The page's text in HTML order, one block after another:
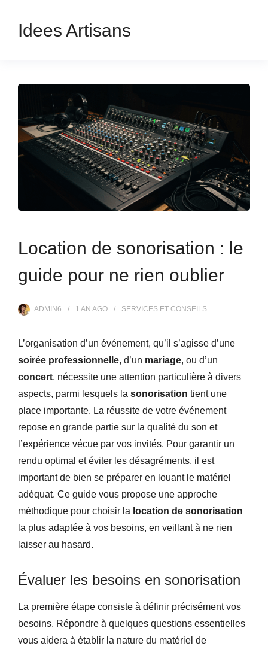
Idees Artisans
Location de sonorisation : le
guide pour ne rien oublier
ADMIN6 1 AN AGO SERVICES ET CONSEILS
L’organisation d’un événement, qu’il s’agisse d’une
soirée professionnelle, d’un mariage, ou d’un
concert, nécessite une attention particulière à divers
aspects, parmi lesquels la sonorisation tient une
place importante. La réussite de votre événement
repose en grande partie sur la qualité du son et
l’expérience vécue par vos invités. Pour garantir un
rendu optimal et éviter les désagréments, il est
important de bien se préparer en louant le matériel
adéquat. Ce guide vous propose une approche
méthodique pour choisir la location de sonorisation
la plus adaptée à vos besoins, en veillant à ne rien
laisser au hasard.
Évaluer les besoins en sonorisation
La première étape consiste à définir précisément vos
besoins. Répondre à quelques questions essentielles
vous aidera à établir la nature du matériel de